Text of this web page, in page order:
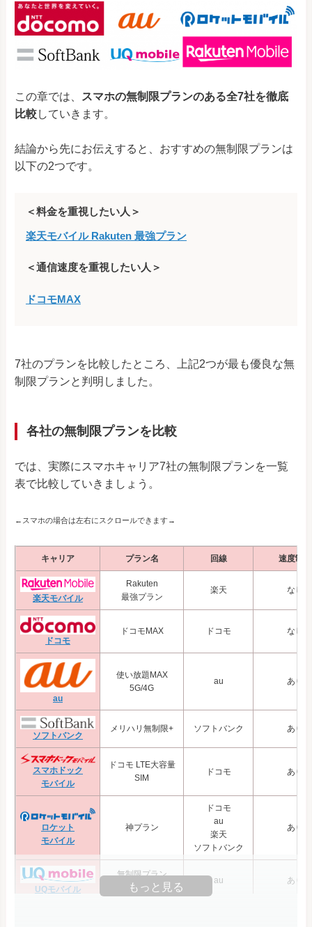
この章では、
スマホの無制限プランのある全7社を徹底
比較していきます。
結論から先にお伝えすると、おすすめの無制限プランは
以下の2つです。
＜料金を重視したい人＞
楽天モバイル Rakuten 最強プラン
＜通信速度を重視したい人＞
ドコモMAX
7社のプランを比較したところ、上記2つが最も優良な無
制限プランと判明しました。
各社の無制限プランを比較
では、実際にスマホキャリア7社の無制限プランを一覧
表で比較していきましょう。
←スマホの場合は左右にスクロールできます→
キャリア プラン名 回線 速度制限
楽天モバイル
Rakuten
最強プラン
楽天 なし
ドコモ
ドコモMAX ドコモ なし
au
使い放題MAX
5G/4G
au あり
ソフトバンク
メリハリ無制限+ ソフトバンク あり
スマホドック
モバイル
ドコモ LTE大容量
SIM
ドコモ あり
ロケット
モバイル
神プラン
ドコモ
au
楽天
ソフトバンク
あり
UQモバイル
無制限プラン
※受付停止
au あり
もっと見る